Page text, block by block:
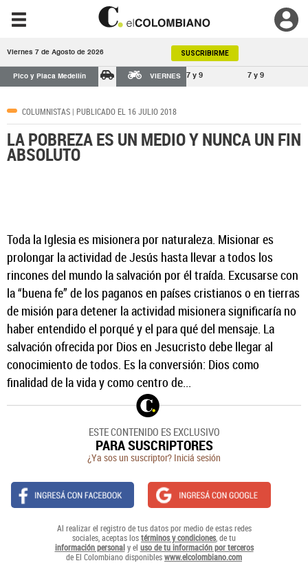
Viernes 7 de Agosto de 2026 SUSCRIBIRME
Pico y Placa Medellín VIERNES 7 y 9 7 y 9
COLUMNISTAS | PUBLICADO EL 16 JULIO 2018
LA POBREZA ES UN MEDIO Y NUNCA UN FIN
ABSOLUTO
Toda la Iglesia es misionera por naturaleza. Misionar es
prolongar la actividad de Jesús hasta llevar a todos los
rincones del mundo la salvación por él traída. Excusarse con
la “buena fe” de los paganos en países cristianos o en tierras
de misión para detener la actividad misionera significaría no
haber entendido el porqué y el para qué del mensaje. La
salvación ofrecida por Dios en Jesucristo debe llegar al
conocimiento de todos. Es la conversión: Dios como
finalidad de la vida y como centro de...
ESTE CONTENIDO ES EXCLUSIVO
PARA SUSCRIPTORES
¿Ya sos un suscriptor? Iniciá sesión
Al realizar el registro de tus datos por medio de estas redes
sociales, aceptas lostérminos y condiciones, de tu
información personaly el uso de tu información por terceros
de El Colombiano disponibleswww.elcolombiano.com